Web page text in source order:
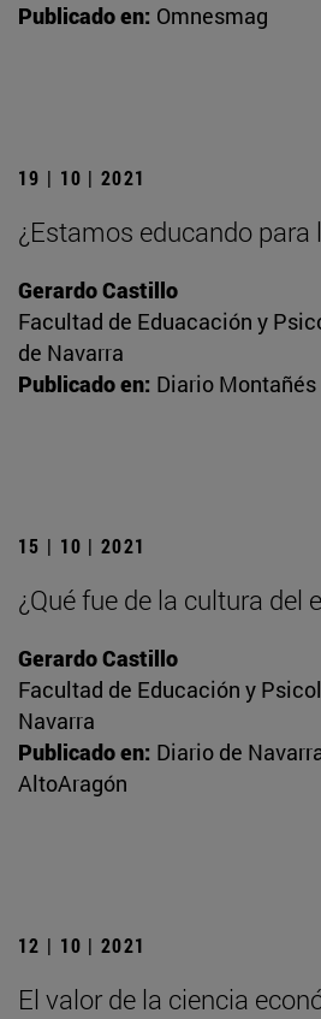
Publicado en: Omnesmag
19 | 10 | 2021
¿Estamos educando para
Gerardo Castillo
Facultad de Eduacación y
de Navarra
Publicado en: Diario Montañés
15 | 10 | 2021
¿Qué fue de la cultura del
Gerardo Castillo
Facultad de Educación y
Navarra
Publicado en: Diario de
AltoAragón
12 | 10 | 2021
El valor de la ciencia